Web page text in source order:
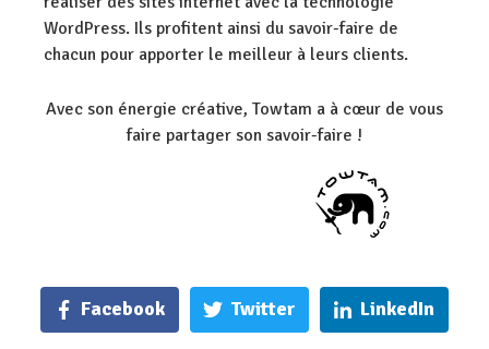
WordPress. Ils profitent ainsi du savoir-faire de
chacun pour apporter le meilleur à leurs clients.
Avec son énergie créative, Towtam a à cœur de vous
faire partager son savoir-faire !
Facebook Twitter LinkedIn